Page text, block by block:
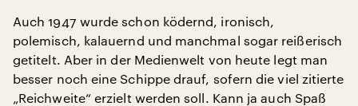
Auch 1947 wurde schon ködernd, ironisch,
polemisch, kalauernd und manchmal sogar reißerisch
getitelt. Aber in der Medienwelt von heute legt man
besser noch eine Schippe drauf, sofern die viel zitierte
„Reichweite“ erzielt werden soll. Kann ja auch Spaß